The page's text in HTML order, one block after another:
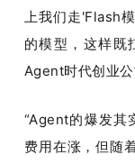
上我们走'Flash
的模型，这样既
Agent时代创业
“Agent的爆发其
费用在涨，但随